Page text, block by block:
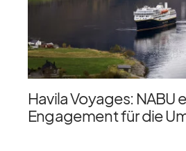
Havila Voyages: NABU
Engagement für die